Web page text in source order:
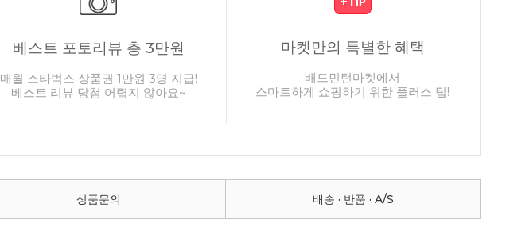
베스트 포토리뷰 총 3만원
매월 스타벅스 상품권 1만원 3명 지급!
베스트 리뷰 당첨 어렵지 않아요~
마켓만의 특별한 혜택
배드민턴마켓에서
스마트하게 쇼핑하기 위한 플러스 팁!
상품문의 배송 · 반품 · A/S